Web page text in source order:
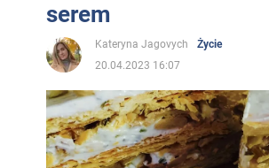
serem
Kateryna Jagovych
Życie
20.04.2023 16:07